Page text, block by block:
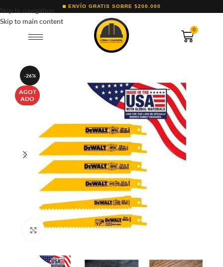
Skip to navigation
Skip to main content
ENVÍO GRATIS SOBRE $200.000
0
-26%
AGOT
ADO
Clic para ampliar